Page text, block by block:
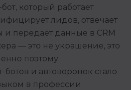
который работает
лидов, отвечает
и передаёт данные в CRM
— это не украшение, это
поэтому
ботов и автоворонок стало
в профессии.